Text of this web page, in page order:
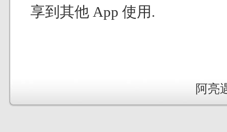
享到其他 App 使用.
阿亮